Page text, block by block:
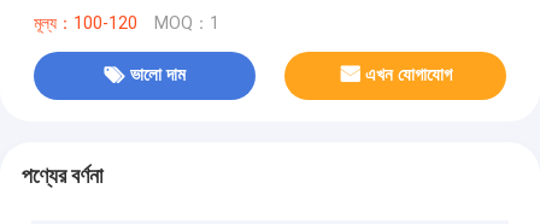
মূল্য：100-120 MOQ：1
ভালো দাম এখন যোগাযোগ
পণ্যের বর্ণনা